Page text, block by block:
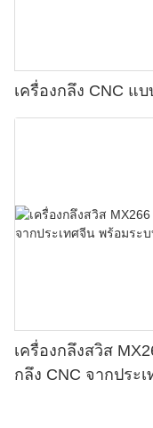
เครื่องกลึง CNC แ
เครื่องกลึงสวิส
กลึง CNC จากประ